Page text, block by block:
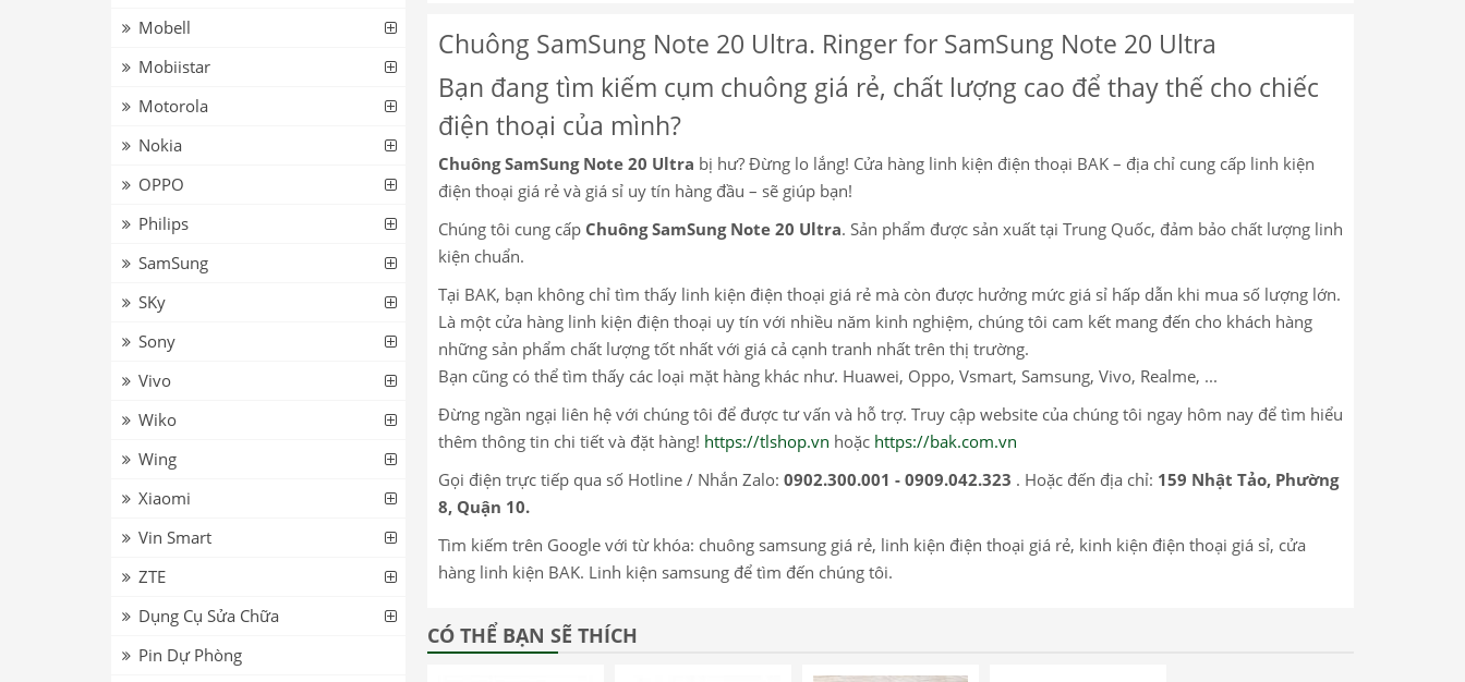
Chuông SamSung Note 20 Ultra. Ringer for SamSung Note 20 Ultra
Bạn đang tìm kiếm cụm chuông giá rẻ, chất lượng cao để thay thế cho chiếc
điện thoại của mình?
Chuông SamSung Note 20 Ultra bị hư? Đừng lo lắng! Cửa hàng linh kiện điện thoại BAK – địa chỉ cung cấp linh kiện
điện thoại giá rẻ và giá sỉ uy tín hàng đầu – sẽ giúp bạn!
Chúng tôi cung cấp Chuông SamSung Note 20 Ultra. Sản phẩm được sản xuất tại Trung Quốc, đảm bảo chất lượng linh
kiện chuẩn.
Tại BAK, bạn không chỉ tìm thấy linh kiện điện thoại giá rẻ mà còn được hưởng mức giá sỉ hấp dẫn khi mua số lượng lớn.
Là một cửa hàng linh kiện điện thoại uy tín với nhiều năm kinh nghiệm, chúng tôi cam kết mang đến cho khách hàng
những sản phẩm chất lượng tốt nhất với giá cả cạnh tranh nhất trên thị trường.
Bạn cũng có thể tìm thấy các loại mặt hàng khác như. Huawei, Oppo, Vsmart, Samsung, Vivo, Realme, ...
Đừng ngần ngại liên hệ với chúng tôi để được tư vấn và hỗ trợ. Truy cập website của chúng tôi ngay hôm nay để tìm hiểu
thêm thông tin chi tiết và đặt hàng! https://tlshop.vn hoặc https://bak.com.vn
Gọi điện trực tiếp qua số Hotline / Nhắn Zalo: 0902.300.001 - 0909.042.323 . Hoặc đến địa chỉ: 159 Nhật Tảo, Phường
8, Quận 10.
Tìm kiếm trên Google với từ khóa: chuông samsung giá rẻ, linh kiện điện thoại giá rẻ, kinh kiện điện thoại giá sỉ, cửa
hàng linh kiện BAK. Linh kiện samsung để tìm đến chúng tôi.
CÓ THỂ BẠN SẼ THÍCH
Mobell
Mobiistar
Motorola
Nokia
OPPO
Philips
SamSung
SKy
Sony
Vivo
Wiko
Wing
Xiaomi
Vin Smart
ZTE
Dụng Cụ Sửa Chữa
Pin Dự Phòng